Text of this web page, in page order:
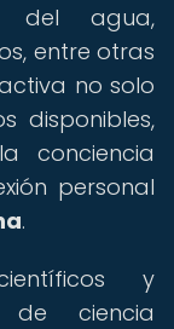
del agua,
entre otras
no solo
disponibles,
conciencia
personal
.
y
de ciencia